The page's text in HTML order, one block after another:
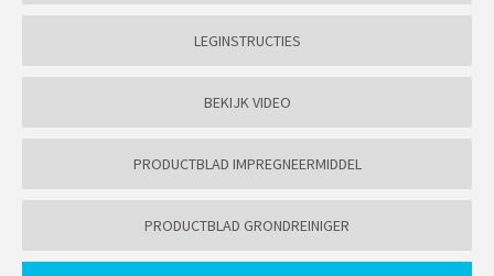
LEGINSTRUCTIES
BEKIJK VIDEO
PRODUCTBLAD IMPREGNEERMIDDEL
PRODUCTBLAD GRONDREINIGER